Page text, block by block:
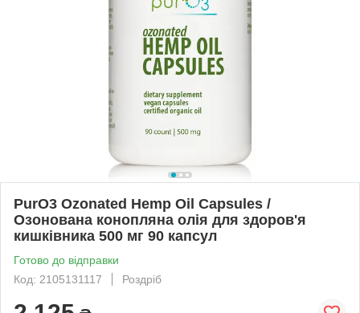
PurO3 Ozonated Hemp Oil Capsules /
Озонована конопляна олія для здоров'я
кишківника 500 мг 90 капсул
Готово до відправки
Код: 2105131117
Роздріб